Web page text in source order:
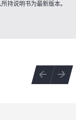
持说明书为最新版本。